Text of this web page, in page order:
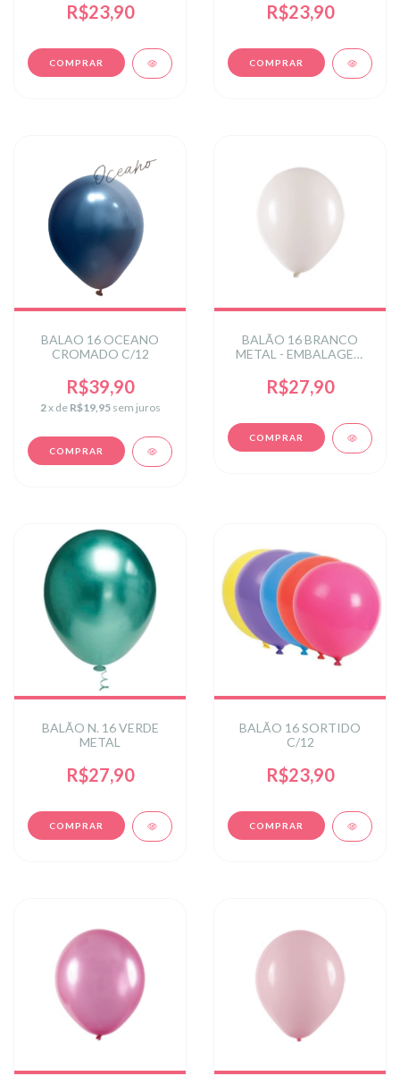
R$23,90 R$23,90
BALAO 16 OCEANO
CROMADO C/12
R$39,90
2x de R$19,95 sem juros
BALÃO 16 BRANCO
METAL - EMBALAGEM
R$27,90
BALÃO N. 16 VERDE
METAL
R$27,90
BALÃO 16 SORTIDO
C/12
R$23,90